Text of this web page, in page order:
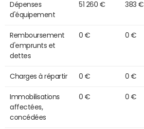
Dépenses
d'équipement
51 260 € 383 €
Remboursement
d'emprunts et
dettes
0 € 0 €
Charges à répartir 0 € 0 €
Immobilisations
affectées,
concédées
0 € 0 €